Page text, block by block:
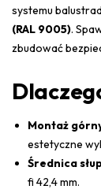
systemu
(RAL 9005).
zbudować
Montaż
estetyczne
Średnica
fi 42,4 mm.